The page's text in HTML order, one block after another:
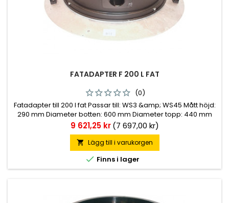
FATADAPTER F 200 L FAT
(0)
Fatadapter till 200 l fat Passar till: WS3 &amp; WS45 Mått höjd:
290 mm Diameter botten: 600 mm Diameter topp: 440 mm
Pris
9 621,25 kr (7 697,00 kr)
 Lägg till i varukorgen
 Finns i lager